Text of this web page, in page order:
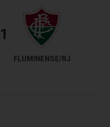
1
FLUMINENSE/RJ